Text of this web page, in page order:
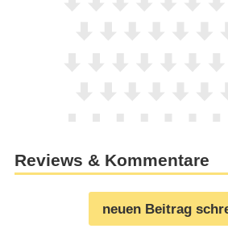
Reviews & Kommentare
neuen Beitrag